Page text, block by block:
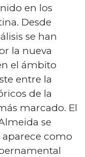
en los
Desde
se han
la nueva
el ámbito
entre la
de la
marcado. El
se
como